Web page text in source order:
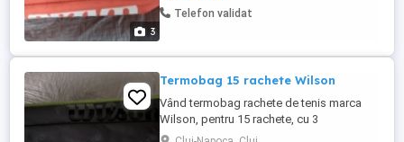
3
Telefon validat
Termobag 15 rachete Wilson
Vând termobag rachete de tenis marca
Wilson, pentru 15 rachete, cu 3
compartimente mari și multe altele, 2 sunt